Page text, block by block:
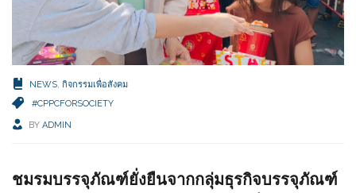
NEWS, กิจกรรมเพื่อสังคม
#CPPCFORSOCIETY
BY ADMIN
ชมรมบรรจุภัณฑ์ยั่งยืนจากกลุ่มธุรกิจบรรจุภัณฑ์